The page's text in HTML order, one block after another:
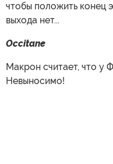
чтобы положить конец
выхода нет...
Occitane
Макрон считает, что у
Невыносимо!